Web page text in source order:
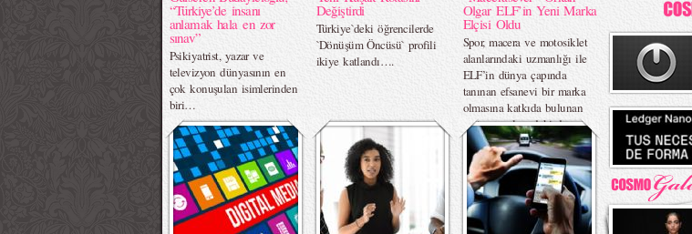
“Türkiye’de insanı
anlamak hala en zor
sınav”
Psikiyatrist, yazar ve
televizyon dünyasının en
çok konuşulan isimlerinden
biri…
Değiştirdi
Türkiye`deki öğrencilerde
`Dönüşüm Öncüsü` profili
ikiye katlandı….
Olgar ELF’in Yeni Marka
Elçisi Oldu
Spor, macera ve motosiklet
alanlarındaki uzmanlığı ile
ELF’in dünya çapında
tanınan efsanevi bir marka
olmasına katkıda bulunan
motor sporlarındaki deneyimi
ve performans odaklı
yaklaşımı bir araya gelerek,
takipçilerine özgün içerikler
sunacak.